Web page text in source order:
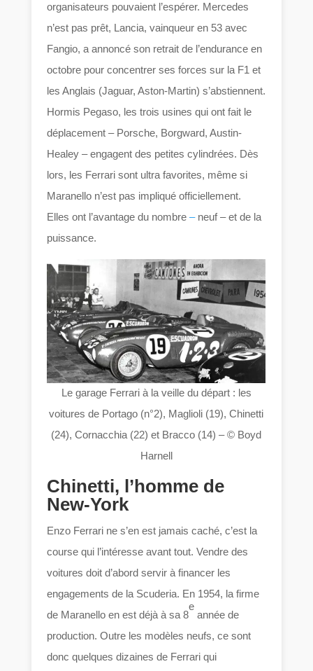
organisateurs pouvaient l’espérer. Mercedes
n’est pas prêt, Lancia, vainqueur en 53 avec
Fangio, a annoncé son retrait de l’endurance en
octobre pour concentrer ses forces sur la F1 et
les Anglais (Jaguar, Aston-Martin) s’abstiennent.
Hormis Pegaso, les trois usines qui ont fait le
déplacement – Porsche, Borgward, Austin-
Healey – engagent des petites cylindrées. Dès
lors, les Ferrari sont ultra favorites, même si
Maranello n’est pas impliqué officiellement.
Elles ont l’avantage du nombre – neuf – et de la
puissance.
Le garage Ferrari à la veille du départ : les
voitures de Portago (n°2), Maglioli (19), Chinetti
(24), Cornacchia (22) et Bracco (14) – © Boyd
Harnell
Chinetti, l’homme de
New-York
Enzo Ferrari ne s’en est jamais caché, c’est la
course qui l’intéresse avant tout. Vendre des
voitures doit d’abord servir à financer les
engagements de la Scuderia. En 1954, la firme
de Maranello en est déjà à sa 8
e
année de
production. Outre les modèles neufs, ce sont
donc quelques dizaines de Ferrari qui